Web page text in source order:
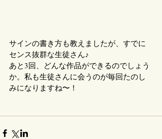
サインの書き方も教えましたが、すでに
センス抜群な生徒さん♪
あと3回、どんな作品ができるのでしょう
か。私も生徒さんに会うのが毎回たのし
みになりますね〜！